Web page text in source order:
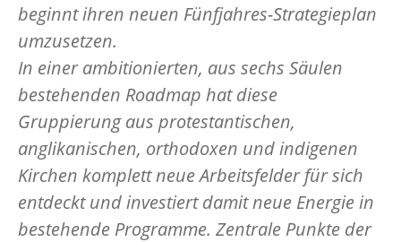
beginnt ihren neuen Fünfjahres-Strategieplan
umzusetzen.
In einer ambitionierten, aus sechs Säulen
bestehenden Roadmap hat diese
Gruppierung aus protestantischen,
anglikanischen, orthodoxen und indigenen
Kirchen komplett neue Arbeitsfelder für sich
entdeckt und investiert damit neue Energie in
bestehende Programme. Zentrale Punkte der